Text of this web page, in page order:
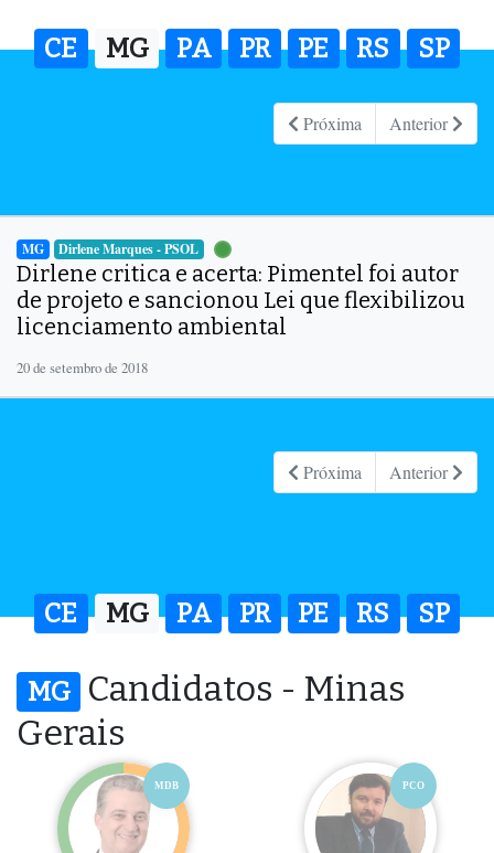
CE MG PA PR PE RS SP
Próxima Anterior
MG Dirlene Marques - PSOL
Dirlene critica e acerta: Pimentel foi autor
de projeto e sancionou Lei que flexibilizou
licenciamento ambiental
20 de setembro de 2018
Próxima Anterior
CE MG PA PR PE RS SP
MG
Candidatos - Minas
Gerais
MDB PCO